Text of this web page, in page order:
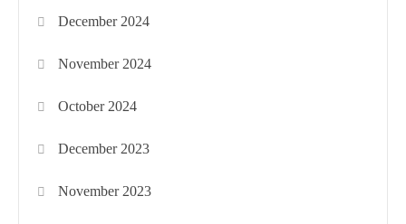
December 2024
November 2024
October 2024
December 2023
November 2023